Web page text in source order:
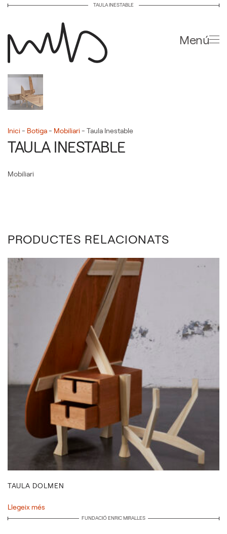
Skip to main content
TAULA INESTABLE
Menú
Inici- Botiga- Mobiliari- Taula Inestable
TAULA INESTABLE
Mobiliari
PRODUCTES RELACIONATS
TAULA DOLMEN
Llegeix més
FUNDACIÓ ENRIC MIRALLES